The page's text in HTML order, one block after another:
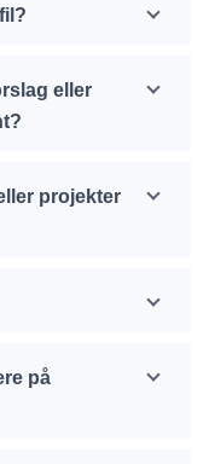
eller
projekter
på